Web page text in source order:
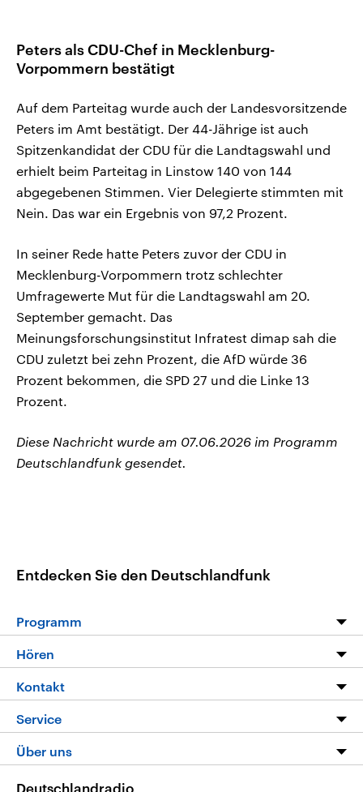
Peters als CDU-Chef in Mecklenburg-
Vorpommern bestätigt
Auf dem Parteitag wurde auch der Landesvorsitzende
Peters im Amt bestätigt. Der 44-Jährige ist auch
Spitzenkandidat der CDU für die Landtagswahl und
erhielt beim Parteitag in Linstow 140 von 144
abgegebenen Stimmen. Vier Delegierte stimmten mit
Nein. Das war ein Ergebnis von 97,2 Prozent.
In seiner Rede hatte Peters zuvor der CDU in
Mecklenburg-Vorpommern trotz schlechter
Umfragewerte Mut für die Landtagswahl am 20.
September gemacht. Das
Meinungsforschungsinstitut Infratest dimap sah die
CDU zuletzt bei zehn Prozent, die AfD würde 36
Prozent bekommen, die SPD 27 und die Linke 13
Prozent.
Diese Nachricht wurde am 07.06.2026 im Programm
Deutschlandfunk gesendet.
Entdecken Sie den Deutschlandfunk
Programm
Programm
Die Nachrichten
Nachrichtenleicht
Neue Beiträge auf dlf.de
Hören
Livestream
Podcasts
Deutschlandfunk App
Nachrichten App
Kontakt
Hörerservice
Service
FAQ
Über uns
Deutschlandradio